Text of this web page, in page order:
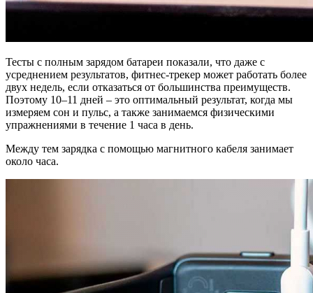
Тесты с полным зарядом батареи показали, что даже с
усреднением результатов, фитнес-трекер может работать более
двух недель, если отказаться от большинства преимуществ.
Поэтому 10–11 дней – это оптимальный результат, когда мы
измеряем сон и пульс, а также занимаемся физическими
упражнениями в течение 1 часа в день.
Между тем зарядка с помощью магнитного кабеля занимает
около часа.